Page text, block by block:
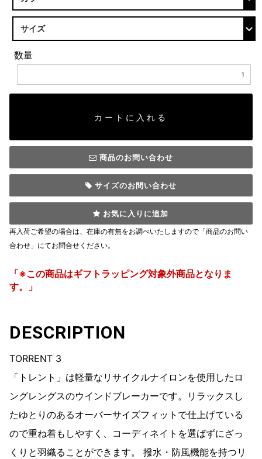
数量
カートに入れる
商品のお問い合わせ
サイズのお問い合わせ
お気に入りに追加
再入荷ご希望の場合は、在庫の有無をお調べいたしますので「商品のお問い
合わせ」にてお問合せください。
「※この商品はギフトラッピング対象外商品となりま
す。」
DESCRIPTION
TORRENT 3
「トレント」は軽量なリサイクルナイロンを使用したロ
ングレングスのウインドブレーカーです。リラックスし
たゆとりのあるオーバーサイズフィットで仕上げている
ので重ね着もしやすく、コーディネイトを選ばずにざっ
くりと羽織ることができます。 撥水・防風機能を持つリ